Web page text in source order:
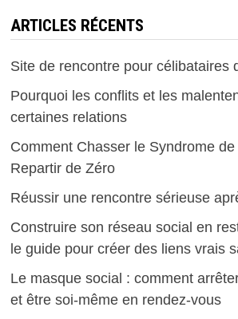
ARTICLES RÉCENTS
Site de rencontre pour célibataires
Pourquoi les conflits et les
certaines relations
Comment Chasser le Syndrome de
Repartir de Zéro
Réussir une rencontre sérieuse
Construire son réseau social en
le guide pour créer des liens vrais
Le masque social : comment
et être soi-même en rendez-vous